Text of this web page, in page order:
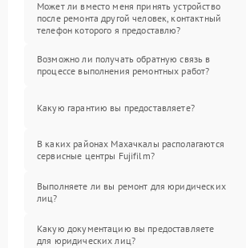
Может ли вместо меня принять устройство
после ремонта другой человек, контактный
телефон которого я предоставлю?
Возможно ли получать обратную связь в
процессе выполнения ремонтных работ?
Какую гарантию вы предоставляете?
В каких районах Махачкалы располагаются
сервисные центры Fujifilm?
Выполняете ли вы ремонт для юридических
лиц?
Какую документацию вы предоставляете
для юридических лиц?